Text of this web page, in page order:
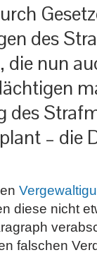
des
die nun
des
– die
diese nicht
falschen